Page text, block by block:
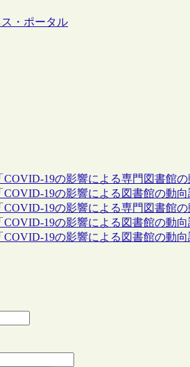
・ポータル
COVID-19の影響による専門図書館
COVID-19の影響による図書館の動
COVID-19の影響による専門図書館
COVID-19の影響による図書館の動
COVID-19の影響による図書館の動